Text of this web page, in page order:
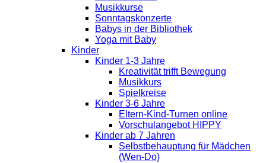
Musikkurse
Sonntagskonzerte
Babys in der Bibliothek
Yoga mit Baby
Kinder
Kinder 1-3 Jahre
Kreativität trifft Bewegung
Musikkurs
Spielkreise
Kinder 3-6 Jahre
Eltern-Kind-Turnen online
Vorschulangebot HIPPY
Kinder ab 7 Jahren
Selbstbehauptung für Mädchen
(Wen-Do)